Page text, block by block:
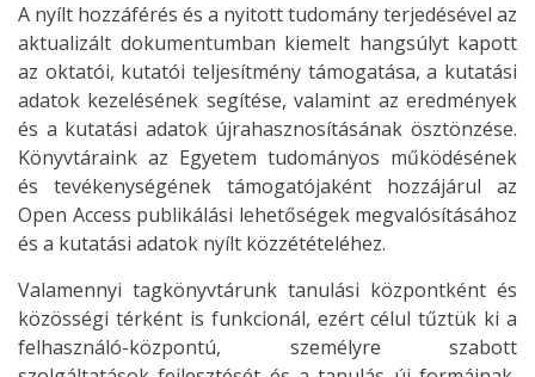
A nyílt hozzáférés és a nyitott tudomány terjedésével az
aktualizált dokumentumban kiemelt hangsúlyt kapott
az oktatói, kutatói teljesítmény támogatása, a kutatási
adatok kezelésének segítése, valamint az eredmények
és a kutatási adatok újrahasznosításának ösztönzése.
Könyvtáraink az Egyetem tudományos működésének
és tevékenységének támogatójaként hozzájárul az
Open Access publikálási lehetőségek megvalósításához
és a kutatási adatok nyílt közzétételéhez.
Valamennyi tagkönyvtárunk tanulási központként és
közösségi térként is funkcionál, ezért célul tűztük ki a
felhasználó-központú, személyre szabott